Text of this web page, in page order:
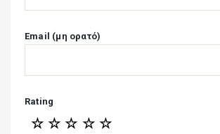
Email (μη ορατό)
Rating
☆
☆
☆
☆
☆